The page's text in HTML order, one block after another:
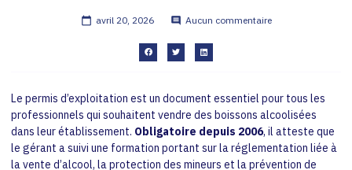
avril 20, 2026 Aucun commentaire
Le permis d’exploitation est un document essentiel pour tous les
professionnels qui souhaitent vendre des boissons alcoolisées
dans leur établissement. Obligatoire depuis 2006, il atteste que
le gérant a suivi une formation portant sur la réglementation liée à
la vente d’alcool, la protection des mineurs et la prévention de